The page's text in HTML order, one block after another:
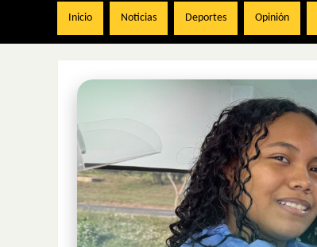
Inicio Noticias Deportes Opinión